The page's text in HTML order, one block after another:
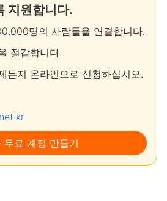
지원합니다.
명의 사람들을 연결합니다.
절감합니다.
든지 온라인으로 신청하십시오.
무료 계정 만들기